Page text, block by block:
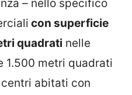
– nello specifico
con superficie
quadrati nelle
1.500 metri quadrati
abitati con